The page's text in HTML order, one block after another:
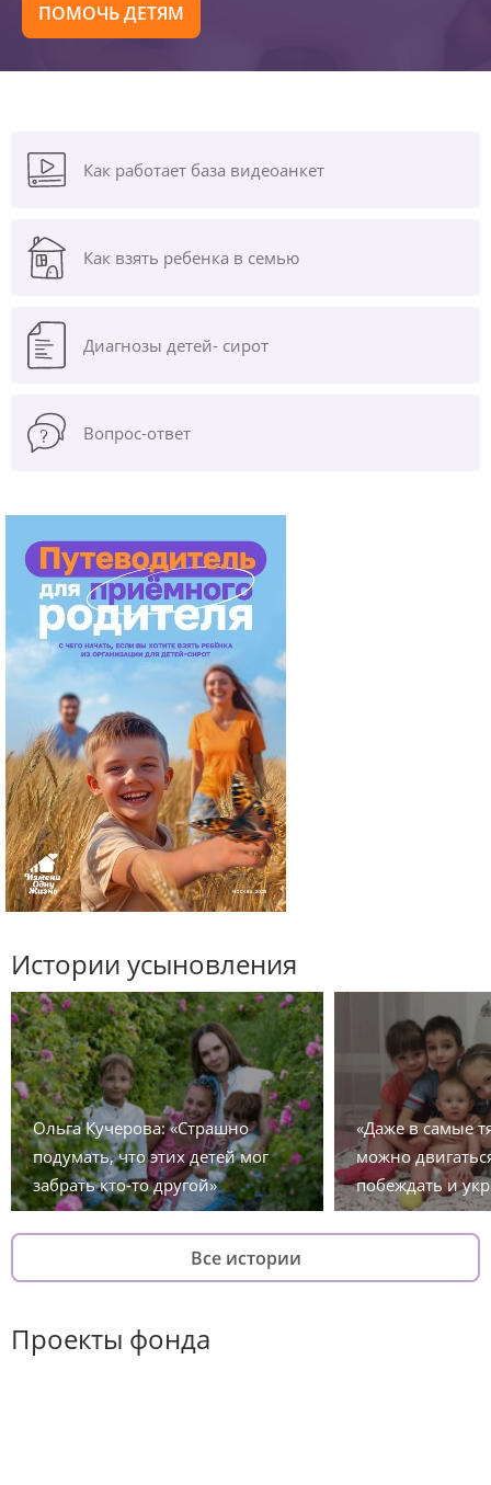
ПОМОЧЬ ДЕТЯМ
Как работает база видеоанкет
Как взять ребенка в семью
Диагнозы детей- сирот
Вопрос-ответ
Истории усыновления
Ольга Кучерова: «Страшно
подумать, что этих детей мог
забрать кто-то другой»
«Даже в самые
можно
побеждать и
Все истории
Проекты фонда